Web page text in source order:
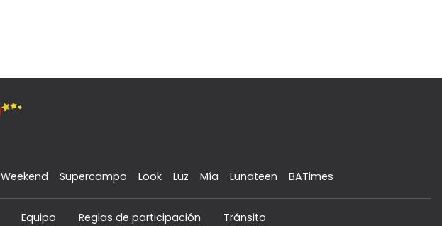
Weekend Supercampo Look Luz Mía Lunateen BATimes
Equipo Reglas de participación Tránsito